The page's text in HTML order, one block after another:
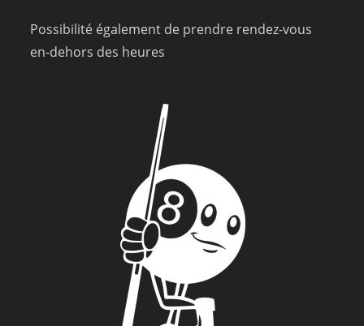
Possibilité également de prendre rendez-vous
en-dehors des heures